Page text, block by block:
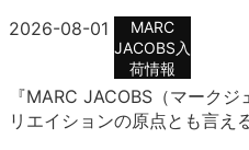
2026-08-01
MARC
JACOBS入
荷情報
『MARC JACOBS（マーク
リエイションの原点とも言え